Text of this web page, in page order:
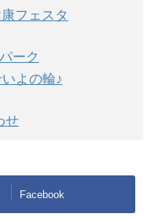
フェスタ
ーク
よの輪♪
せ
Facebook